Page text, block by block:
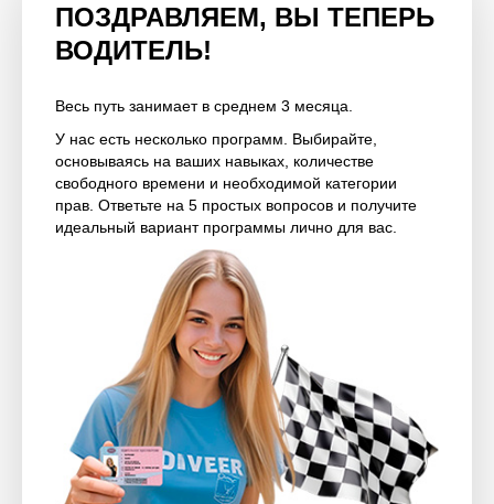
ПОЗДРАВЛЯЕМ, ВЫ ТЕПЕРЬ
ВОДИТЕЛЬ!
Весь путь занимает в среднем 3 месяца.
У нас есть несколько программ. Выбирайте,
основываясь на ваших навыках, количестве
свободного времени и необходимой категории
прав. Ответьте на 5 простых вопросов и получите
идеальный вариант программы лично для вас.